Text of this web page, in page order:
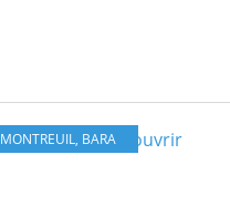
MONTREUIL, BARA